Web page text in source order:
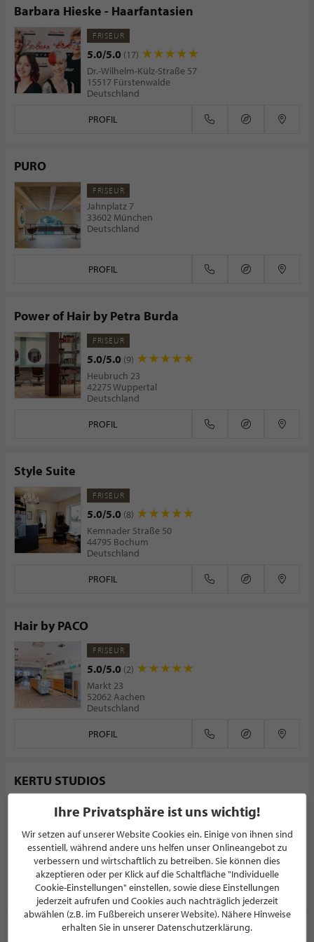
Barbara Hieske - Haarfantasien
FRISEUR
5.0/5.0 (17)
Dr.-Wilhelm-Külz-Straße 57
15517 Fürstenwalde
Deutschland
PROFIL
PURO
FRISEUR
Jahnplatz 7
33602 München
Deutschland
PROFIL
Power of Hair by Petra Burda
FRISEUR
5.0/5.0 (9)
Heubruch 23
42275 Wuppertal
Deutschland
PROFIL
Style Suite
FRISEUR
5.0/5.0 (8)
Kemnader Straße 50
44795 Bochum
Deutschland
PROFIL
Hair by PACO
FRISEUR
5.0/5.0 (2)
Markt 23
52062 Aachen
Deutschland
PROFIL
KERTU STUDIOS
FRISEUR
Böblinger Straße 25
70178 Stuttgart
Deutschland
PROFIL
Haarmanufaktur Benson
Ihre Privatsphäre ist uns wichtig!
Wir setzen auf unserer Website Cookies ein. Einige von ihnen sind
essentiell, während andere uns helfen unser Onlineangebot zu
verbessern und wirtschaftlich zu betreiben. Sie können dies
akzeptieren oder per Klick auf die Schaltfläche "Individuelle
Cookie-Einstellungen" einstellen, sowie diese Einstellungen
jederzeit aufrufen und Cookies auch nachträglich jederzeit
abwählen (z.B. im Fußbereich unserer Website). Nähere Hinweise
erhalten Sie in unserer Datenschutzerklärung.